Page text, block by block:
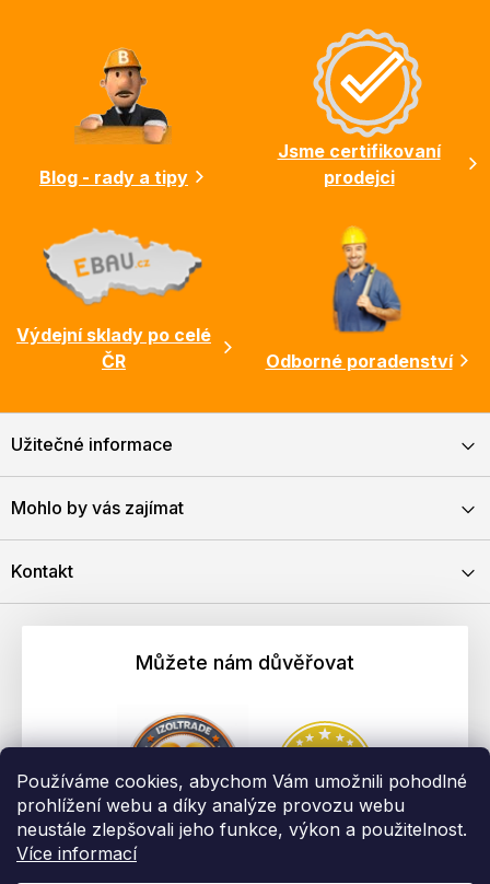
Používáme cookies, abychom Vám umožnili pohodlné
prohlížení webu a díky analýze provozu webu
neustále zlepšovali jeho funkce, výkon a použitelnost.
Více informací
Blog - rady a tipy
Jsme certifikovaní
prodejci
Výdejní sklady po celé
ČR
Odborné poradenství
Užitečné informace
Mohlo by vás zajímat
Kontakt
Můžete nám důvěřovat